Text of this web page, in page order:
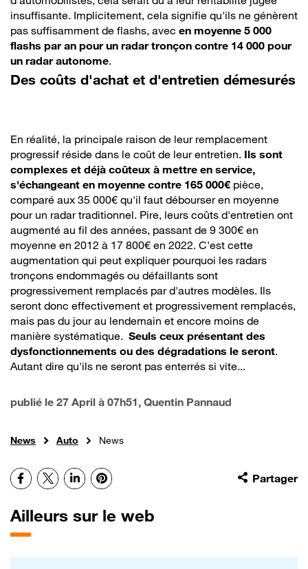
insuffisante. Implicitement, cela signifie qu'ils ne génèrent
pas suffisamment de flashs, avec en moyenne 5 000
flashs par an pour un radar tronçon contre 14 000 pour
un radar autonome.
Des coûts d'achat et d'entretien démesurés
En réalité, la principale raison de leur remplacement
progressif réside dans le coût de leur entretien. Ils sont
complexes et déjà coûteux à mettre en service,
s'échangeant en moyenne contre 165 000€ pièce,
comparé aux 35 000€ qu'il faut débourser en moyenne
pour un radar traditionnel. Pire, leurs coûts d'entretien ont
augmenté au fil des années, passant de 9 300€ en
moyenne en 2012 à 17 800€ en 2022. C'est cette
augmentation qui peut expliquer pourquoi les radars
tronçons endommagés ou défaillants sont
progressivement remplacés par d'autres modèles. Ils
seront donc effectivement et progressivement remplacés,
mais pas du jour au lendemain et encore moins de
manière systématique. Seuls ceux présentant des
dysfonctionnements ou des dégradations le seront.
Autant dire qu'ils ne seront pas enterrés si vite...
publié le 27 April à 07h51, Quentin Pannaud
News Auto News
Partager
Facebook
X LinkedInPinterest
Ailleurs sur le web